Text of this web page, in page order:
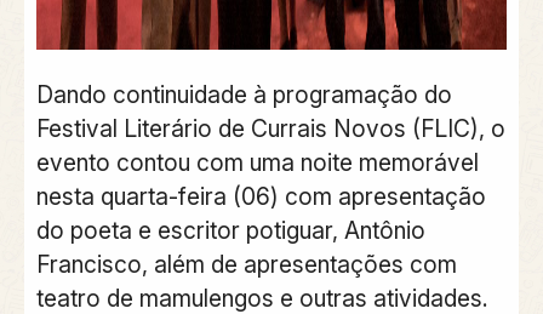
Dando continuidade à programação do
Festival Literário de Currais Novos (FLIC), o
evento contou com uma noite memorável
nesta quarta-feira (06) com apresentação
do poeta e escritor potiguar, Antônio
Francisco, além de apresentações com
teatro de mamulengos e outras atividades.